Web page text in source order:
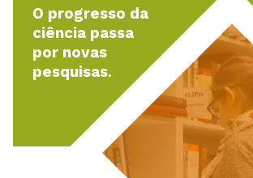
O progresso da
ciência passa
por novas
pesquisas.